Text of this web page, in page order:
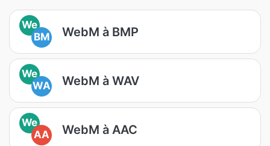
We
BM
WebM à BMP
We
WA
WebM à WAV
We
AA
WebM à AAC